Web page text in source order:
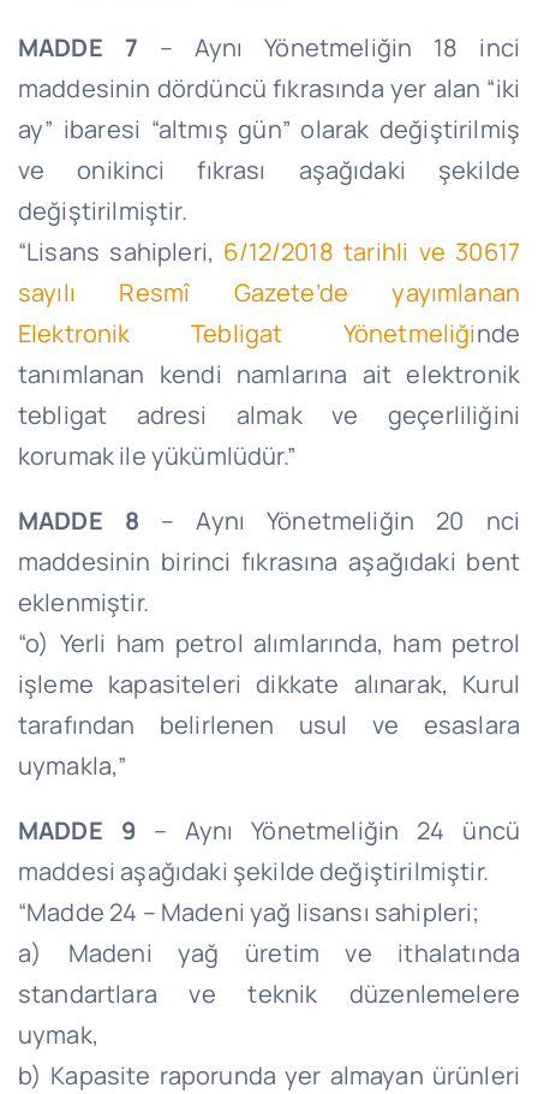
MADDE 7 – Aynı Yönetmeliğin 18 inci
maddesinin dördüncü fıkrasında yer alan “iki
ay” ibaresi “altmış gün” olarak değiştirilmiş
ve onikinci fıkrası aşağıdaki şekilde
değiştirilmiştir.
“Lisans sahipleri, 6/12/2018 tarihli ve 30617
sayılı Resmî Gazete’de yayımlanan
Elektronik Tebligat Yönetmeliğinde
tanımlanan kendi namlarına ait elektronik
tebligat adresi almak ve geçerliliğini
korumak ile yükümlüdür.”
MADDE 8 – Aynı Yönetmeliğin 20 nci
maddesinin birinci fıkrasına aşağıdaki bent
eklenmiştir.
“o) Yerli ham petrol alımlarında, ham petrol
işleme kapasiteleri dikkate alınarak, Kurul
tarafından belirlenen usul ve esaslara
uymakla,”
MADDE 9 – Aynı Yönetmeliğin 24 üncü
maddesi aşağıdaki şekilde değiştirilmiştir.
“Madde 24 – Madeni yağ lisansı sahipleri;
a) Madeni yağ üretim ve ithalatında
standartlara ve teknik düzenlemelere
uymak,
b) Kapasite raporunda yer almayan ürünleri